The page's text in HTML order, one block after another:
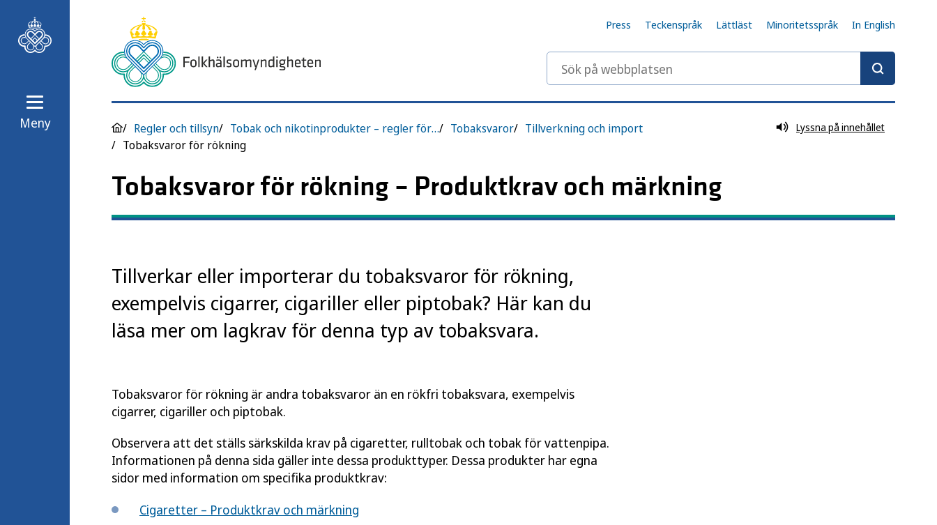
Meny
Press Teckenspråk Lättläst Minoritetsspråk In English
Sök på webbplatsen
Regler och tillsyn Tobak och nikotinprodukter – regler för tillverkning, handel och hantering Tobaksvaror
Tillverkning och import
Tobaksvaror för rökning
Lyssna på innehållet
Tobaksvaror för rökning – Produktkrav och märkning
Tillverkar eller importerar du tobaksvaror för rökning,
exempelvis cigarrer, cigariller eller piptobak? Här kan du
läsa mer om lagkrav för denna typ av tobaksvara.
Tobaksvaror för rökning är andra tobaksvaror än en rökfri tobaksvara, exempelvis
cigarrer, cigariller och piptobak.
Observera att det ställs särkskilda krav på cigaretter, rulltobak och tobak för vattenpipa.
Informationen på denna sida gäller inte dessa produkttyper. Dessa produkter har egna
sidor med information om specifika produktkrav:
Cigaretter – Produktkrav och märkning